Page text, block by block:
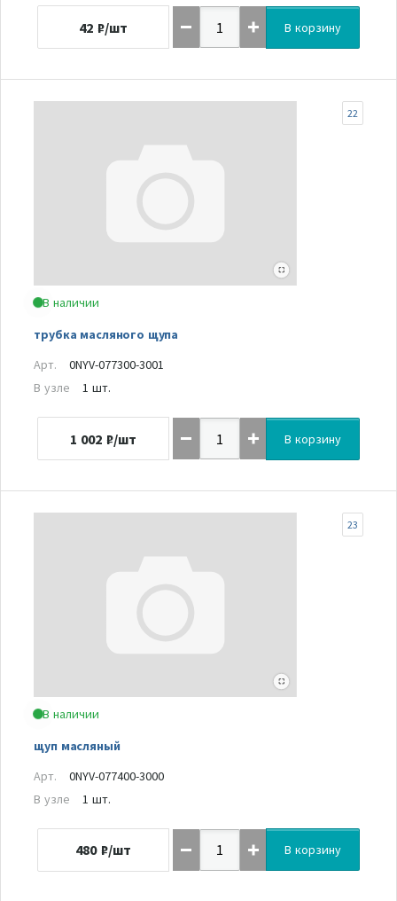
42 ₽/шт В корзину
В наличии
трубка масляного щупа
22
Арт.
0NYV-077300-3001
В узле
1 шт.
1 002 ₽/шт В корзину
В наличии
щуп масляный
23
Арт.
0NYV-077400-3000
В узле
1 шт.
480 ₽/шт В корзину